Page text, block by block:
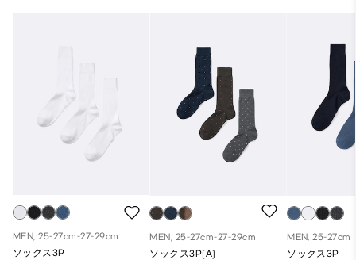
MEN, 25-27cm-27-29cm
ソックス3P
MEN, 25-27cm-27-29cm
ソックス3P(A)
MEN, 25-27cm
ソックス3P